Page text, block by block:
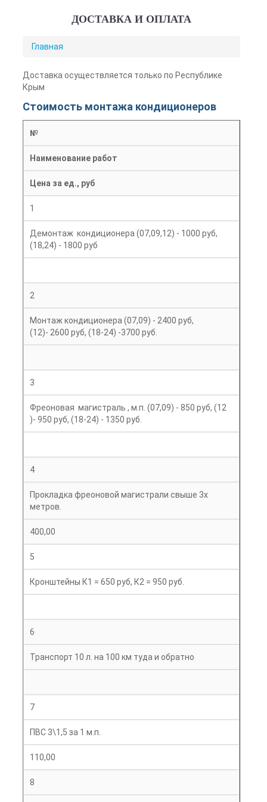
ДОСТАВКА И ОПЛАТА
ВЫ
Главная
Доставка осуществляется только по Республике
Крым
Стоимость монтажа кондиционеров
№
Наименование работ
Цена за ед., руб
1
Демонтаж кондиционера (07,09,12) - 1000 руб,
(18,24) - 1800 руб
2
Монтаж кондиционера (07,09) - 2400 руб,
(12)- 2600 руб, (18-24) -3700 руб.
3
Фреоновая магистраль , м.п. (07,09) - 850 руб, (12
)- 950 руб, (18-24) - 1350 руб.
4
Прокладка фреоновой магистрали свыше 3х
метров.
400,00
5
Кронштейны К1 = 650 руб, К2 = 950 руб.
6
Транспорт 10 л. на 100 км туда и обратно
7
ПВС 3\1,5 за 1 м.п.
110,00
8